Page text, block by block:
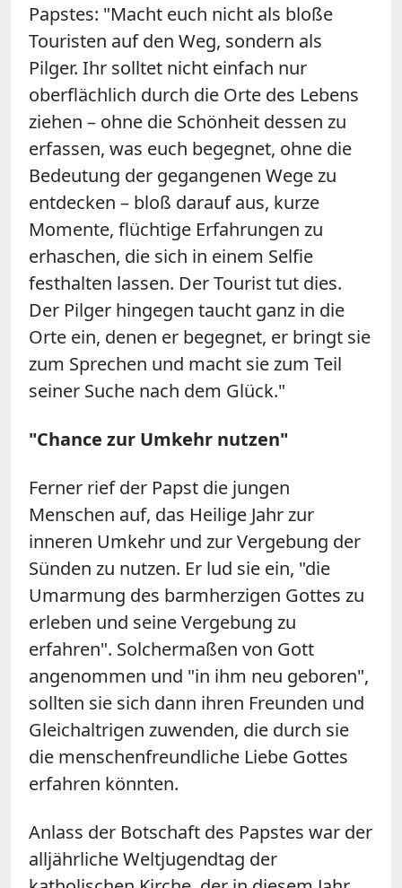
Papstes: "Macht euch nicht als bloße
Touristen auf den Weg, sondern als
Pilger. Ihr solltet nicht einfach nur
oberflächlich durch die Orte des Lebens
ziehen – ohne die Schönheit dessen zu
erfassen, was euch begegnet, ohne die
Bedeutung der gegangenen Wege zu
entdecken – bloß darauf aus, kurze
Momente, flüchtige Erfahrungen zu
erhaschen, die sich in einem Selfie
festhalten lassen. Der Tourist tut dies.
Der Pilger hingegen taucht ganz in die
Orte ein, denen er begegnet, er bringt sie
zum Sprechen und macht sie zum Teil
seiner Suche nach dem Glück."
"Chance zur Umkehr nutzen"
Ferner rief der Papst die jungen
Menschen auf, das Heilige Jahr zur
inneren Umkehr und zur Vergebung der
Sünden zu nutzen. Er lud sie ein, "die
Umarmung des barmherzigen Gottes zu
erleben und seine Vergebung zu
erfahren". Solchermaßen von Gott
angenommen und "in ihm neu geboren",
sollten sie sich dann ihren Freunden und
Gleichaltrigen zuwenden, die durch sie
die menschenfreundliche Liebe Gottes
erfahren könnten.
Anlass der Botschaft des Papstes war der
alljährliche Weltjugendtag der